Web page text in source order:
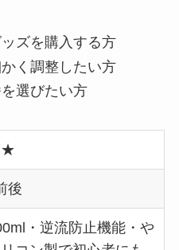
ズを購入する方
く調整したい方
選びたい方
後
・逆流防止機能・や